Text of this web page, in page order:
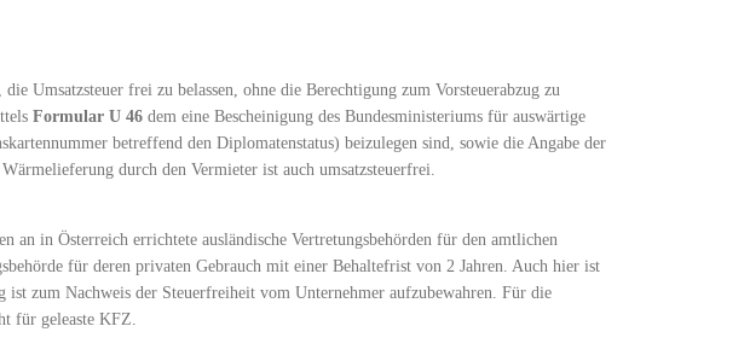
Umsatzsteuer frei zu belassen, ohne die Berechtigung zum Vorsteuerabzug zu
Formular U 46 dem eine Bescheinigung des Bundesministeriums für auswärtige
betreffend den Diplomatenstatus) beizulegen sind, sowie die Angabe der
durch den Vermieter ist auch umsatzsteuerfrei.
an in Österreich errichtete ausländische Vertretungsbehörden für den amtlichen
für deren privaten Gebrauch mit einer Behaltefrist von 2 Jahren. Auch hier ist
zum Nachweis der Steuerfreiheit vom Unternehmer aufzubewahren. Für die
für geleaste KFZ.